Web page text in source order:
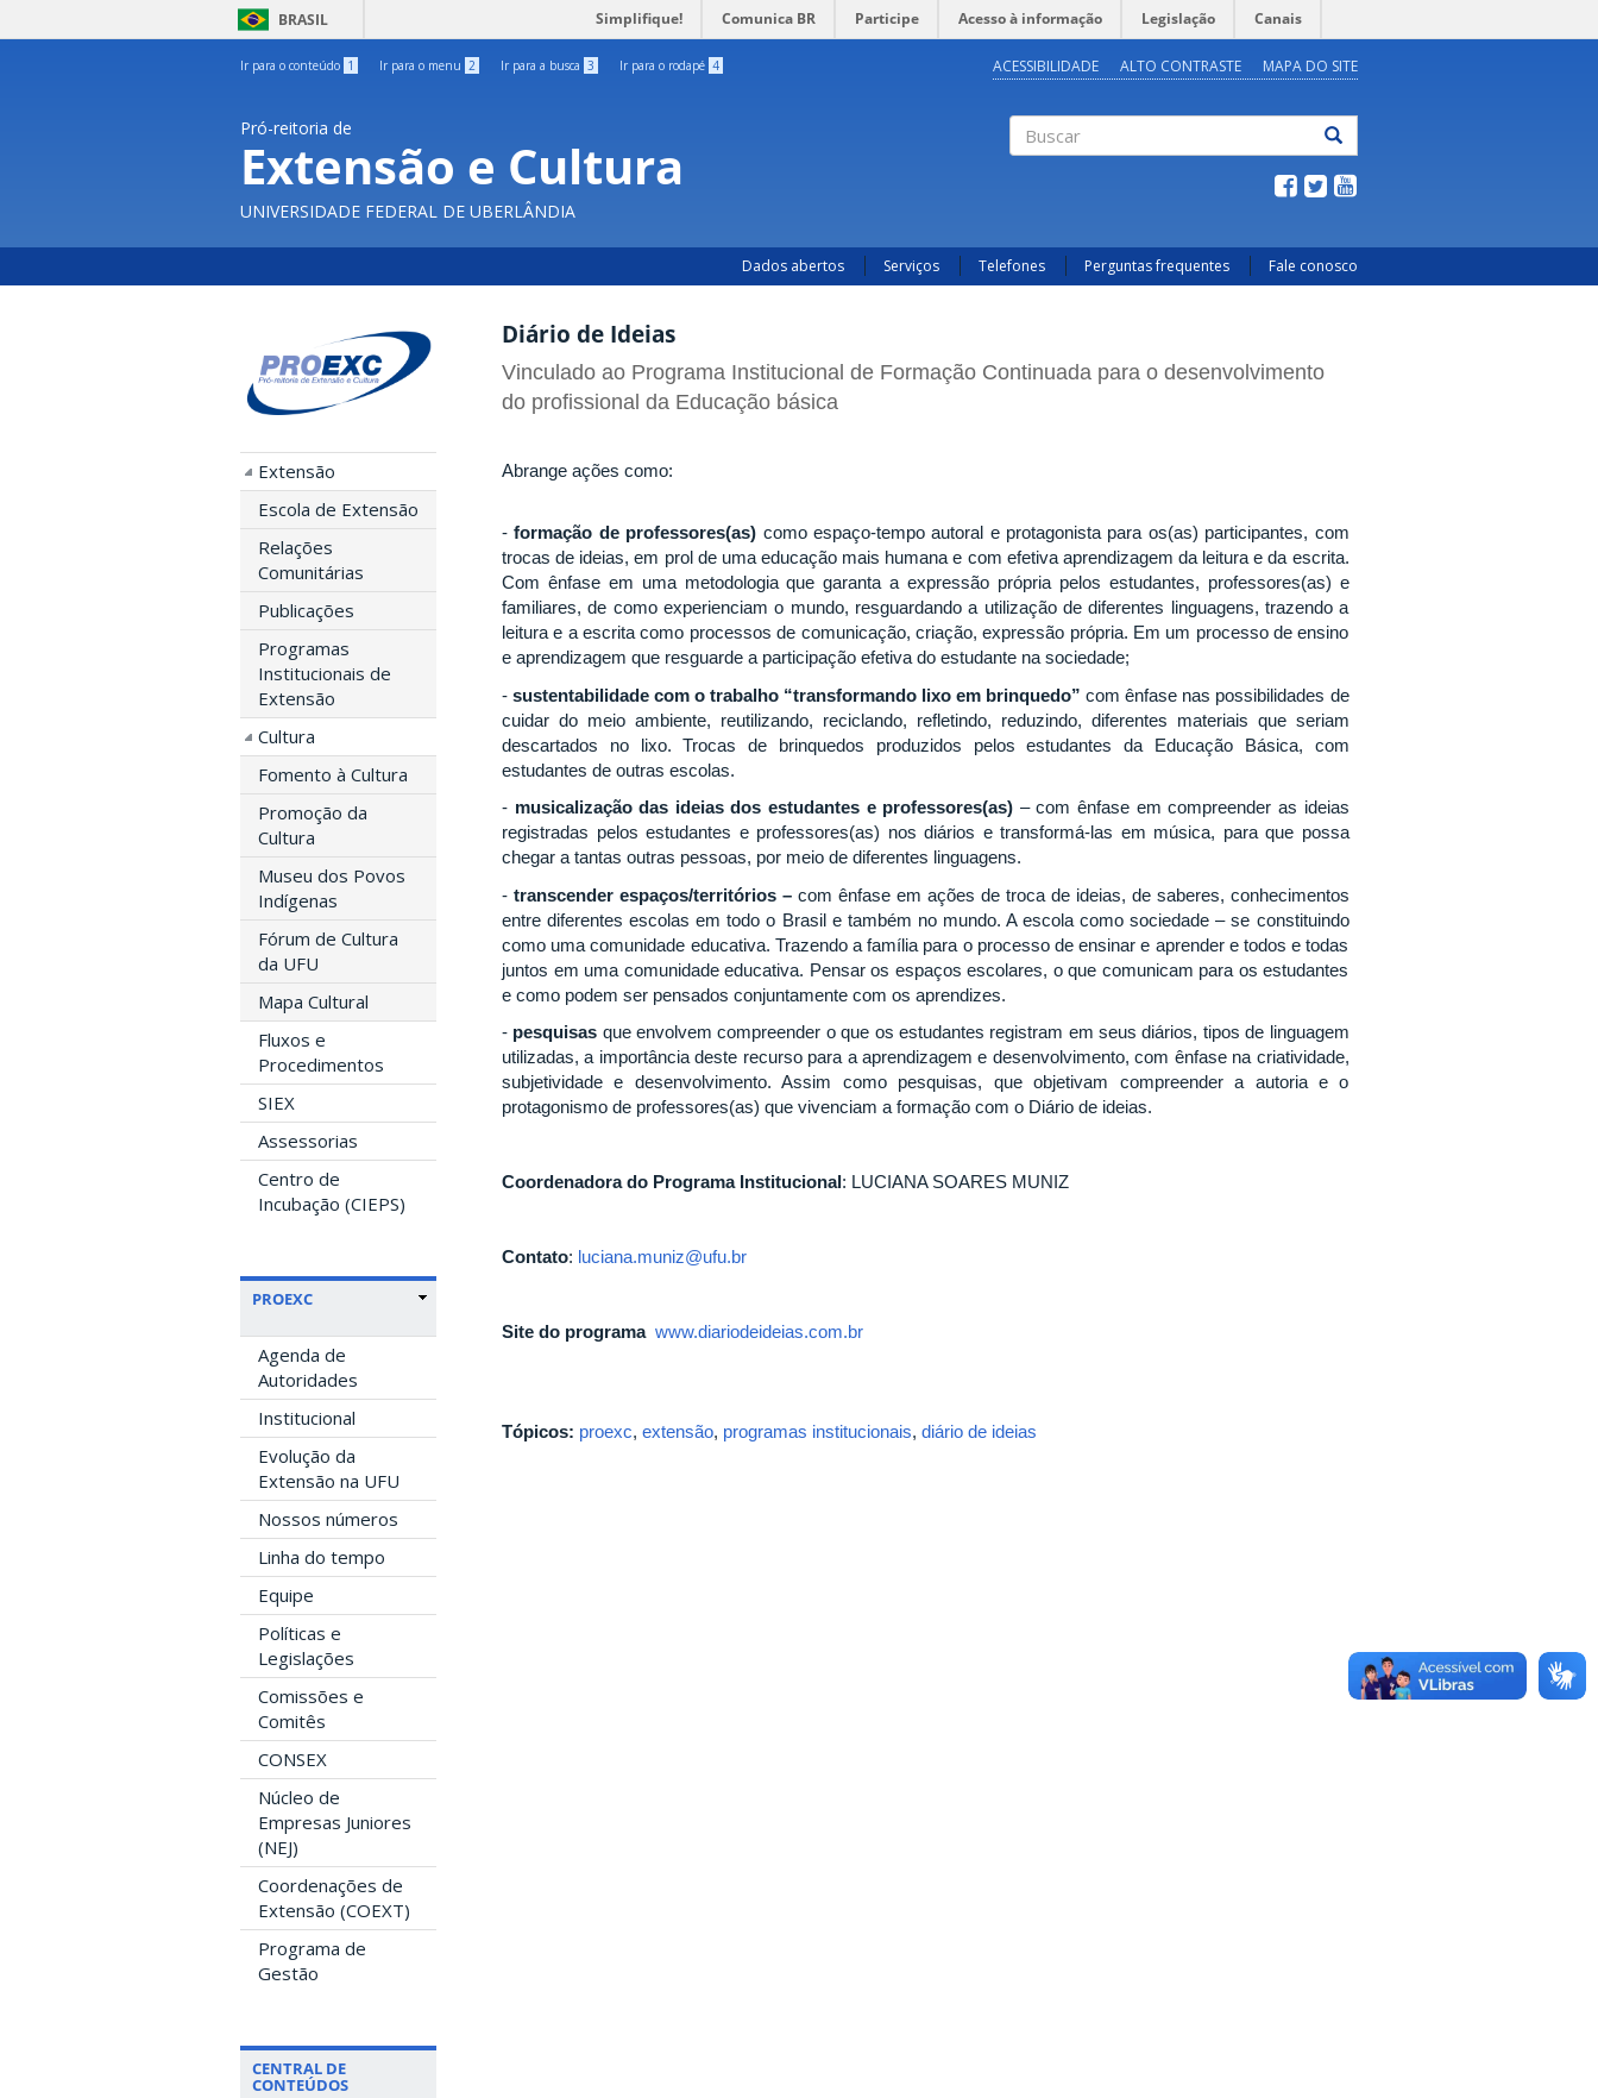
BRASIL Simplifique! Comunica BR Participe Acesso à informação Legislação Canais
Ir para o conteúdo 1 Ir para o menu 2 Ir para a busca 3 Ir para o rodapé 4 ACESSIBILIDADE ALTO CONTRASTE MAPA DO SITE
Pró-reitoria de
Extensão e Cultura
UNIVERSIDADE FEDERAL DE UBERLÂNDIA
Dados abertos Serviços Telefones Perguntas frequentes Fale conosco
Extensão
Escola de Extensão
Relações
Comunitárias
Publicações
Programas
Institucionais de
Extensão
Cultura
Fomento à Cultura
Promoção da
Cultura
Museu dos Povos
Indígenas
Fórum de Cultura
da UFU
Mapa Cultural
Fluxos e
Procedimentos
SIEX
Assessorias
Centro de
Incubação (CIEPS)
PROEXC
Agenda de
Autoridades
Institucional
Evolução da
Extensão na UFU
Nossos números
Linha do tempo
Equipe
Políticas e
Legislações
Comissões e
Comitês
CONSEX
Núcleo de
Empresas Juniores
(NEJ)
Coordenações de
Extensão (COEXT)
Programa de
Gestão
CENTRAL DE
CONTEÚDOS
Diário de Ideias
Vinculado ao Programa Institucional de Formação Continuada para o desenvolvimento
do profissional da Educação básica
Abrange ações como:
-formação de professores(as) como espaço-tempo autoral e protagonista para os(as) participantes, com
trocas de ideias, em prol de uma educação mais humana e com efetiva aprendizagem da leitura e da escrita.
Com ênfase em uma metodologia que garanta a expressão própria pelos estudantes, professores(as) e
familiares, de como experienciam o mundo, resguardando a utilização de diferentes linguagens, trazendo a
leitura e a escrita como processos de comunicação, criação, expressão própria. Em um processo de ensino
e aprendizagem que resguarde a participação efetiva do estudante na sociedade;
-sustentabilidade com o trabalho “transformando lixo em brinquedo” com ênfase nas possibilidades de
cuidar do meio ambiente, reutilizando, reciclando, refletindo, reduzindo, diferentes materiais que seriam
descartados no lixo. Trocas de brinquedos produzidos pelos estudantes da Educação Básica, com
estudantes de outras escolas.
- musicalização das ideias dos estudantes e professores(as) – com ênfase em compreender as ideias
registradas pelos estudantes e professores(as) nos diários e transformá-las em música, para que possa
chegar a tantas outras pessoas, por meio de diferentes linguagens.
- transcender espaços/territórios –com ênfase em ações de troca de ideias, de saberes, conhecimentos
entre diferentes escolas em todo o Brasil e também no mundo. A escola como sociedade – se constituindo
como uma comunidade educativa. Trazendo a família para o processo de ensinar e aprender e todos e todas
juntos em uma comunidade educativa. Pensar os espaços escolares, o que comunicam para os estudantes
e como podem ser pensados conjuntamente com os aprendizes.
- pesquisas que envolvem compreender o que os estudantes registram em seus diários, tipos de linguagem
utilizadas, a importância deste recurso para a aprendizagem e desenvolvimento, com ênfase na criatividade,
subjetividade e desenvolvimento. Assim como pesquisas, que objetivam compreender a autoria e o
protagonismo de professores(as) que vivenciam a formação com o Diário de ideias.
Coordenadora do Programa Institucional: LUCIANA SOARES MUNIZ
Contato: luciana.muniz@ufu.br
Site do programa www.diariodeideias.com.br
Tópicos: proexc, extensão, programas institucionais, diário de ideias